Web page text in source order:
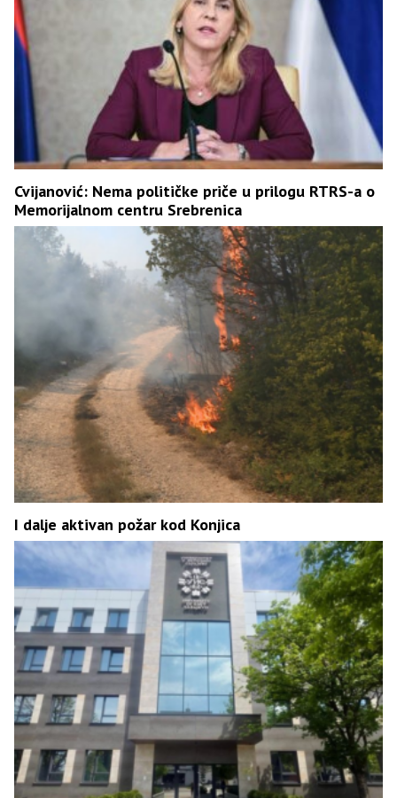
Cvijanović: Nema političke priče u prilogu RTRS-a o
Memorijalnom centru Srebrenica
I dalje aktivan požar kod Konjica